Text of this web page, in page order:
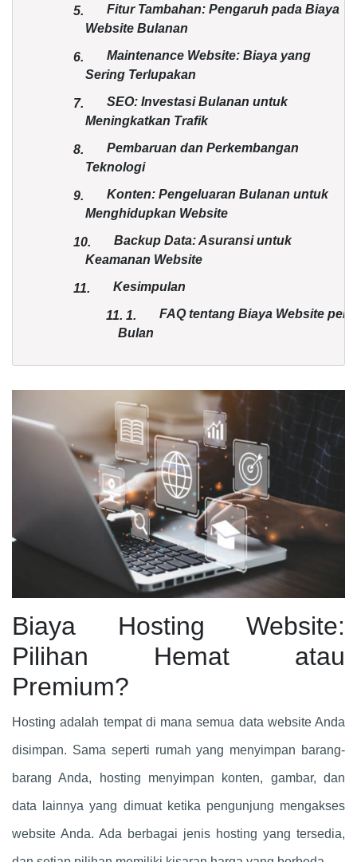
5.
Fitur Tambahan: Pengaruh pada Biaya
Website Bulanan
6.
Maintenance Website: Biaya yang
Sering Terlupakan
7.
SEO: Investasi Bulanan untuk
Meningkatkan Trafik
8.
Pembaruan dan Perkembangan
Teknologi
9.
Konten: Pengeluaran Bulanan untuk
Menghidupkan Website
10.
Backup Data: Asuransi untuk
Keamanan Website
11. Kesimpulan
11. 1.
FAQ tentang Biaya Website per
Bulan
Biaya Hosting Website:
Pilihan Hemat atau
Premium?
Hosting adalah tempat di mana semua data website Anda
disimpan. Sama seperti rumah yang menyimpan barang-
barang Anda, hosting menyimpan konten, gambar, dan
data lainnya yang dimuat ketika pengunjung mengakses
website Anda. Ada berbagai jenis hosting yang tersedia,